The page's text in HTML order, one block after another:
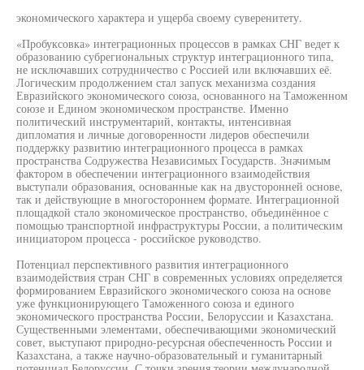
экономического характера и ущерба своему суверенитету.
«Пробуксовка» интеграционных процессов в рамках СНГ ведет к
образованию субрегиональных структур интеграционного типа,
не исключавших сотрудничество с Россией или включавших её.
Логическим продолжением стал запуск механизма создания
Евразийского экономического союза, основанного на Таможенном
союзе и Едином экономическом пространстве. Именно
политический инструментарий, контакты, интенсивная
дипломатия и личные договоренности лидеров обеспечили
поддержку развитию интеграционного процесса в рамках
пространства Содружества Независимых Государств. Значимым
фактором в обеспечении интеграционного взаимодействия
выступали образования, основанные как на двусторонней основе,
так и действующие в многостороннем формате. Интеграционной
площадкой стало экономическое пространство, объединённое с
помощью транспортной инфраструктуры России, а политическим
инициатором процесса - российское руководство.
Потенциал перспективного развития интеграционного
взаимодействия стран СНГ в современных условиях определяется
формированием Евразийского экономического союза на основе
уже функционирующего Таможенного союза и единого
экономического пространства России, Белоруссии и Казахстана.
Существенными элементами, обеспечивающими экономический
совет, выступают природно-ресурсная обеспеченность России и
Казахстана, а также научно-образовательный и гуманитарный